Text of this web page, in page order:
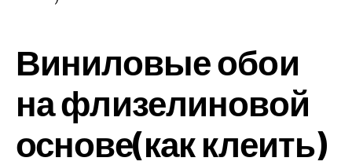
Виниловые обои
на флизелиновой
основе(как клеить)